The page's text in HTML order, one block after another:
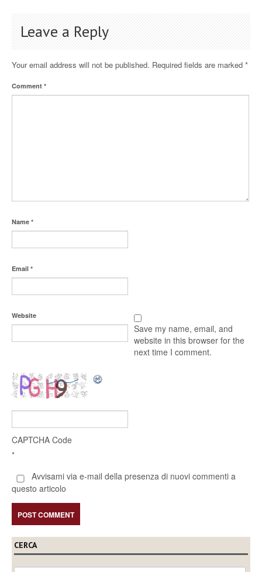
Leave a Reply
Your email address will not be published. Required fields are marked *
Comment *
Name *
Email *
Website
Save my name, email, and
website in this browser for the
next time I comment.
CAPTCHA Code
*
Avvisami via e-mail della presenza di nuovi commenti a
questo articolo
CERCA